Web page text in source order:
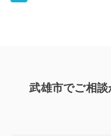
武雄市でご相